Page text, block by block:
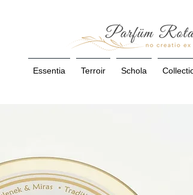
Essentia Terroir Schola